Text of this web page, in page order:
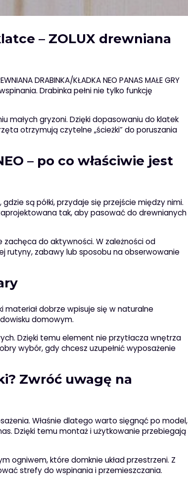
– ZOLUX drewniana
DRABINKA/KŁADKA NEO PANAS MAŁE GRY
Drabinka pełni nie tylko funkcję
małych gryzoni. Dzięki dopasowaniu do klatek
otrzymują czytelne „ścieżki” do poruszania
– po co właściwie jest
są półki, przydaje się przejście między nimi.
zaprojektowana tak, aby pasować do drewnianych
do aktywności. W zależności od
rutyny, zabawy lub sposobu na obserwowanie
materiał dobrze wpisuje się w naturalne
domowym.
Dzięki temu element nie przytłacza wnętrza
wybór, gdy chcesz uzupełnić wyposażenie
Zwróć uwagę na
Właśnie dlatego warto sięgnąć po model,
Dzięki temu montaż i użytkowanie przebiegają
ogniwem, które domknie układ przestrzeni. Z
strefy do wspinania i przemieszczania.